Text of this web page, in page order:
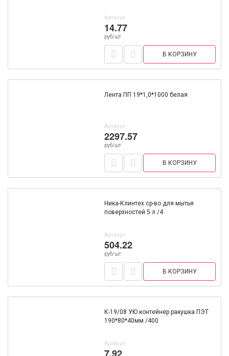
Артикул:
14.77
руб/шт
В КОРЗИНУ
Лента ПП 19*1,0*1000 белая
Артикул:
2297.57
руб/шт
В КОРЗИНУ
Ника-Клинтех ср-во для мытья
поверхностей 5 л /4
Артикул:
504.22
руб/шт
В КОРЗИНУ
К-19/08 УЮ контейнер ракушка ПЭТ
190*80*40мм /400
Артикул: